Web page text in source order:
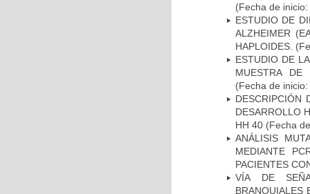
(Fecha de
ESTUDIO DE
ALZHEIMER
HAPLOIDES.
ESTUDIO DE
MUESTRA DE
(Fecha de
DESCRIPCIÓN
DESARROLLO
HH 40 (Fecha
ANÁLISIS
MEDIANTE
PACIENTES
VÍA DE
BRANQUIALES